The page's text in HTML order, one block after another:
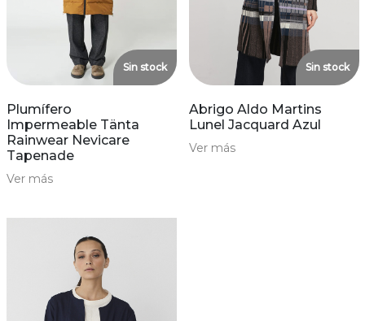
Sin stock
Plumífero
Impermeable Tänta
Rainwear Nevicare
Tapenade
Ver más
Sin stock
Abrigo Aldo Martins
Lunel Jacquard Azul
Ver más